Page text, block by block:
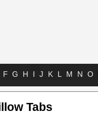
F G H I J K L M N O
Tabs